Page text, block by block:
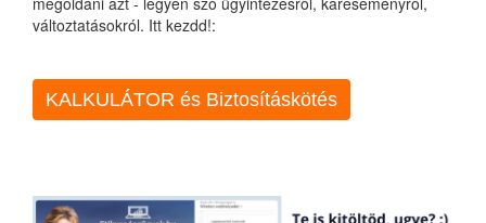
változtatásokról. Itt kezdd!:
KALKULÁTOR és Biztosításkötés